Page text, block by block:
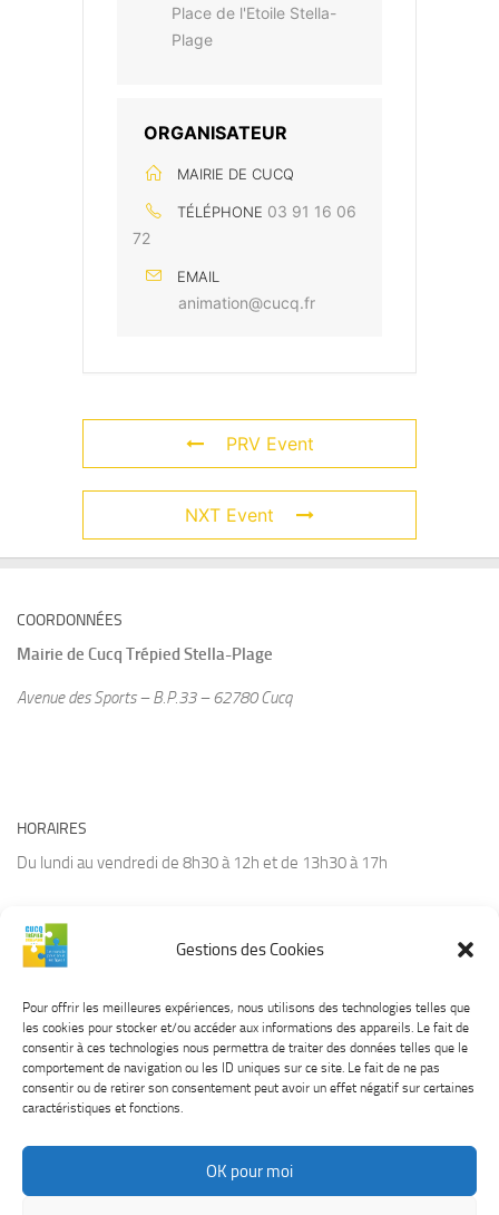
Gestions des Cookies
Pour offrir les meilleures expériences, nous utilisons des technologies telles que
les cookies pour stocker et/ou accéder aux informations des appareils. Le fait de
consentir à ces technologies nous permettra de traiter des données telles que le
comportement de navigation ou les ID uniques sur ce site. Le fait de ne pas
consentir ou de retirer son consentement peut avoir un effet négatif sur certaines
caractéristiques et fonctions.
OK pour moi
Place de l'Etoile Stella-
Plage
ORGANISATEUR
MAIRIE DE CUCQ
TÉLÉPHONE 03 91 16 06
72
EMAIL
animation@cucq.fr
PRV Event
NXT Event
COORDONNÉES
Mairie de Cucq Trépied Stella-Plage
Avenue des Sports – B.P.33 – 62780 Cucq
HORAIRES
Du lundi au vendredi de 8h30 à 12h et de 13h30 à 17h
CONTACT
Courriel : contact@cucq.fr
Site Internet : www.cucq.fr